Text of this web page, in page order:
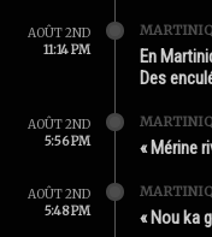
AOÛT 2ND
11:14 PM
En
Des
AOÛT 2ND
5:56 PM
« Mérine
AOÛT 2ND
5:48 PM
« Nou ka